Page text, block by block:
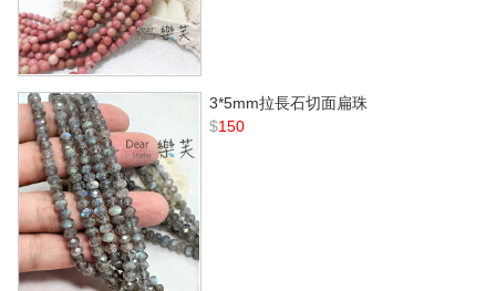
3*5mm拉長石切面扁珠
$150